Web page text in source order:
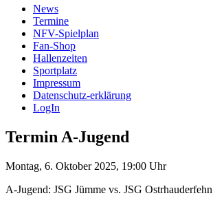
News
Termine
NFV-Spielplan
Fan-Shop
Hallenzeiten
Sportplatz
Impressum
Datenschutz-erklärung
LogIn
Termin A-Jugend
Montag, 6. Oktober 2025, 19:00 Uhr
A-Jugend: JSG Jümme vs. JSG Ostrhauderfehn